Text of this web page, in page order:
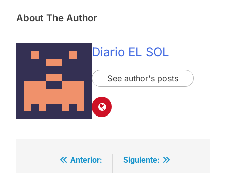
About The Author
Diario EL SOL
See author's posts
Navegación
Anterior:
Siguiente: